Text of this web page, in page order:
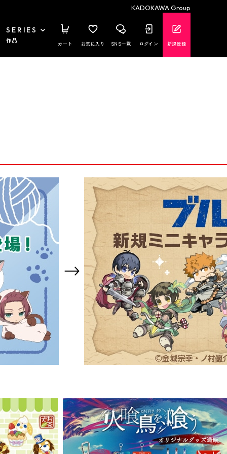
KADOKAWA Group
SERIES
作品 カート お気に入り SNS一覧 ログイン 新規登録